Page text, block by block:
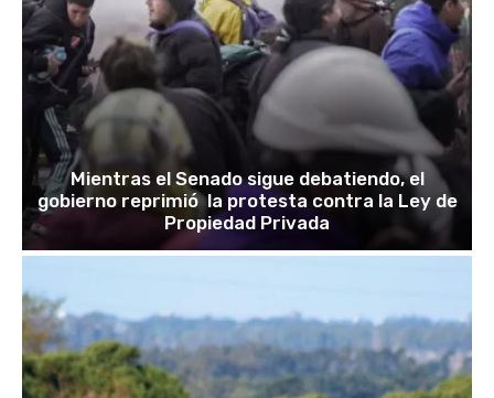
Mientras el Senado sigue debatiendo, el
gobierno reprimió la protesta contra la Ley de
Propiedad Privada